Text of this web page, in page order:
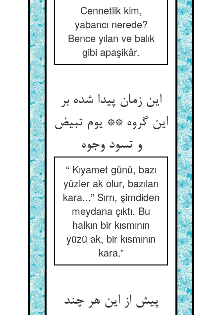
Cennetlik kim,
yabancı nerede?
Bence yılan ve balık
gibi apaşikâr.
این زمان پیدا شده بر
این گروه ** یوم تبیض
و تسود وجوه‌‌
“ Kıyamet günü, bazı
yüzler ak olur, bazıları
kara...” Sırrı, şimdiden
meydana çıktı. Bu
halkın bir kısmının
yüzü ak, bir kısmının
kara.”
پیش از این هر چند